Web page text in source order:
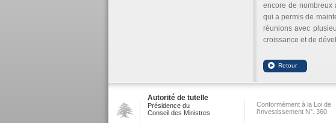
encore de nombreux
qui a permis de
réunions avec
croissance et de
Autorité de tutelle
Présidence du
Conseil des Ministres
Conformément à la Loi de
l'Investissement N°. 360